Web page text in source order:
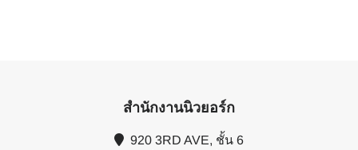
สำนักงานนิวยอร์ก
920 3RD AVE, ชั้น 6